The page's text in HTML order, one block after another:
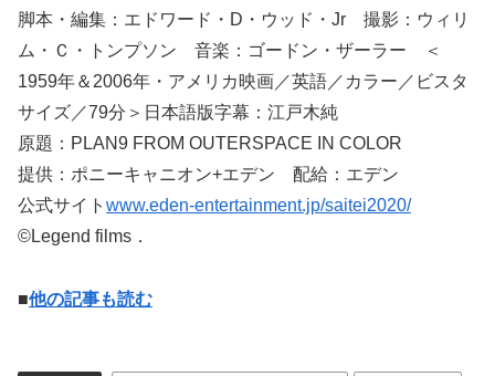
脚本・編集：エドワード・D・ウッド・Jr 撮影：ウィリ
ム・Ｃ・トンプソン 音楽：ゴードン・ザーラー ＜
1959年＆2006年・アメリカ映画／英語／カラー／ビスタ
サイズ／79分＞日本語版字幕：江戸木純
原題：PLAN9 FROM OUTERSPACE IN COLOR
提供：ポニーキャニオン+エデン 配給：エデン
公式サイト www.eden-entertainment.jp/saitei2020/
©Legend films．
■他の記事も読む